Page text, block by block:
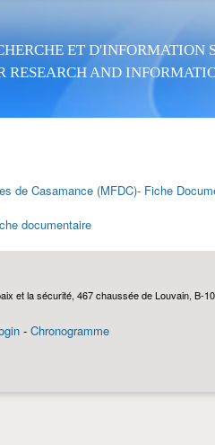
ET D'INFORMATION
RESEARCH AND
de Casamance (MFDC)- Fiche
documentaire
et la sécurité, 467 chaussée de Louvain, B-
- Chronogramme